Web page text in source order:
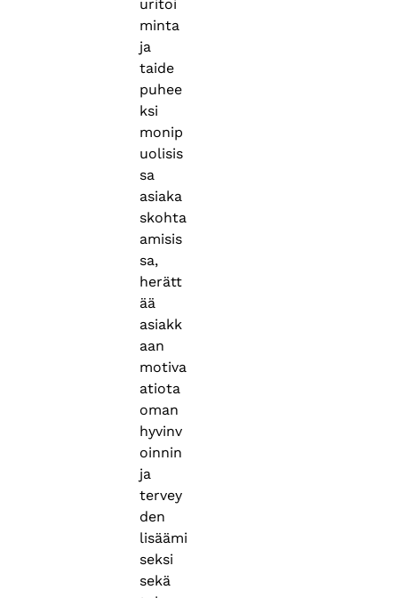
uritoi
minta
ja
taide
puhee
ksi
monip
uolisis
sa
asiaka
skohta
amisis
sa,
herätt
ää
asiakk
aan
motiva
atiota
oman
hyvinv
oinnin
ja
tervey
den
lisäämi
seksi
sekä